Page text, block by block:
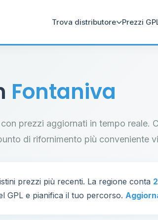
Trova distributore Prezzi
Fontaniva
prezzi aggiornati in tempo reale.
di rifornimento più conveniente
prezzi più recenti. La regione conta
GPL e pianifica il tuo percorso.